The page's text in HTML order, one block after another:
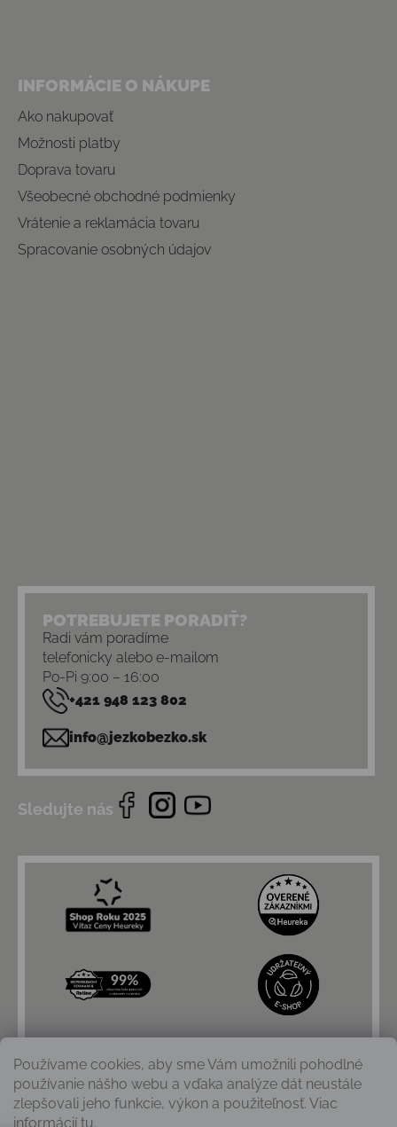
Používame cookies, aby sme Vám umožnili pohodlné
používanie nášho webu a vďaka analýze dát neustále
zlepšovali jeho funkcie, výkon a použiteľnosť. Viac
informácií tu.
INFORMÁCIE O NÁKUPE
Ako nakupovať
Možnosti platby
Doprava tovaru
Všeobecné obchodné podmienky
Vrátenie a reklamácia tovaru
Spracovanie osobných údajov
POTREBUJETE PORADIŤ?
Radi vám poradíme
telefonicky alebo e-mailom
Po-Pi 9:00 – 16:00
+421 948 123 802
info@jezkobezko.sk
Sledujte nás